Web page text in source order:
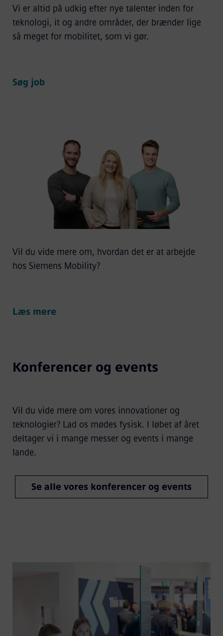
Vi er altid på udkig efter nye talenter inden for
teknologi, it og andre områder, der brænder lige
så meget for mobilitet, som vi gør.
Søg job
Vil du vide mere om, hvordan det er at arbejde
hos Siemens Mobility?
Læs mere
Konferencer og events
Vil du vide mere om vores innovationer og
teknologier? Lad os mødes fysisk. I løbet af året
deltager vi i mange messer og events i mange
lande.
Se alle vores konferencer og events